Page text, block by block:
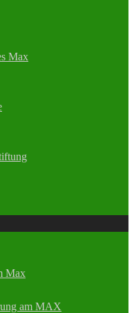
Max
Max
am MAX